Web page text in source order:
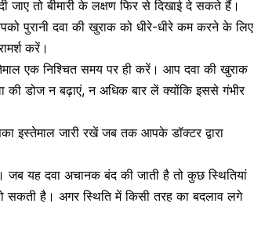
जाए तो बीमारी के लक्षण फिर से दिखाई दे सकते हैं।
पुरानी दवा की खुराक को धीरे-धीरे कम करने के लिए
करें।
एक निश्चित समय पर ही करें। आप दवा की खुराक
डोज न बढ़ाएं, न अधिक बार लें क्योंकि इससे गंभीर
इस्तेमाल जारी रखें जब तक आपके डॉक्टर द्वारा
जब यह दवा अचानक बंद की जाती है तो कुछ स्थितियां
है। अगर स्थिति में किसी तरह का बदलाव लगे